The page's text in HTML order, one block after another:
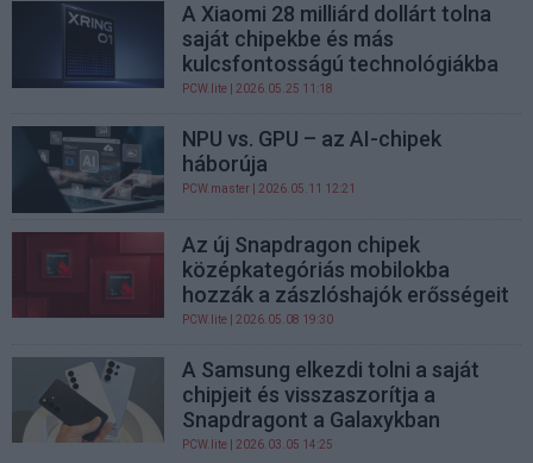
A Xiaomi 28 milliárd dollárt tolna
saját chipekbe és más
kulcsfontosságú technológiákba
PCW.lite | 2026.05.25 11:18
NPU vs. GPU – az AI-chipek
háborúja
PCW.master | 2026.05.11 12:21
Az új Snapdragon chipek
középkategóriás mobilokba
hozzák a zászlóshajók erősségeit
PCW.lite | 2026.05.08 19:30
A Samsung elkezdi tolni a saját
chipjeit és visszaszorítja a
Snapdragont a Galaxykban
PCW.lite | 2026.03.05 14:25